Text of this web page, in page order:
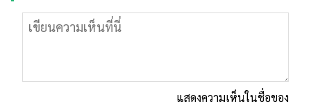
แสดงความเห็นในชื่อของ